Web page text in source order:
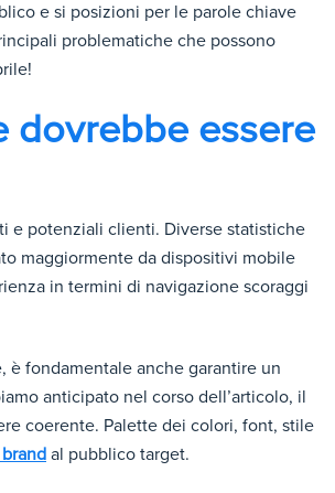
e si posizioni per le parole chiave
problematiche che possono
dovrebbe essere
e potenziali clienti. Diverse statistiche
maggiormente da dispositivi mobile
in termini di navigazione scoraggi
fondamentale anche garantire un
anticipato nel corso dell’articolo, il
coerente. Palette dei colori, font, stile
al pubblico target.